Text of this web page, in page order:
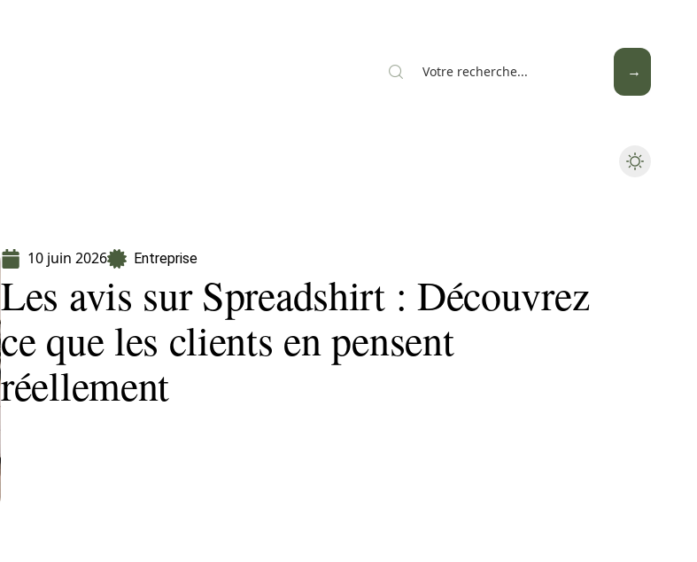
10 juin 2026 Entreprise
Les avis sur Spreadshirt : Découvrez
ce que les clients en pensent
réellement